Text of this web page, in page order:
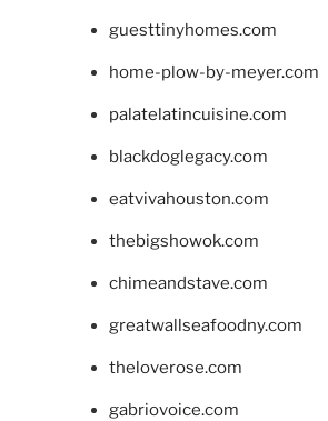
guesttinyhomes.com
home-plow-by-meyer.com
palatelatincuisine.com
blackdoglegacy.com
eatvivahouston.com
thebigshowok.com
chimeandstave.com
greatwallseafoodny.com
theloverose.com
gabriovoice.com